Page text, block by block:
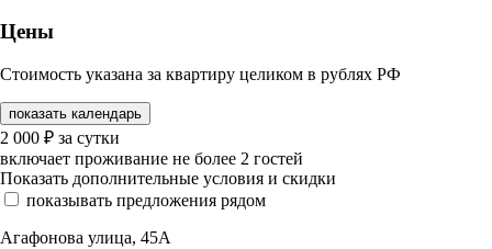
Цены
Стоимость указана за квартиру целиком в рублях РФ
показать календарь
2 000 ₽ за сутки
включает проживание не более 2 гостей
Показать дополнительные условия и скидки
показывать предложения рядом
Агафонова улица, 45А